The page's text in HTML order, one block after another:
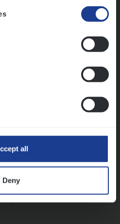
all
Deny
Volgende
dossiers én droge
in games én op het